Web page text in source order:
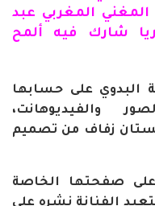
المغني المغربي عبد
شارك فيه ألمح
البدوي على حسابها
والفيديوهانت،
زفاف من تصميم
صفحتها الخاصة